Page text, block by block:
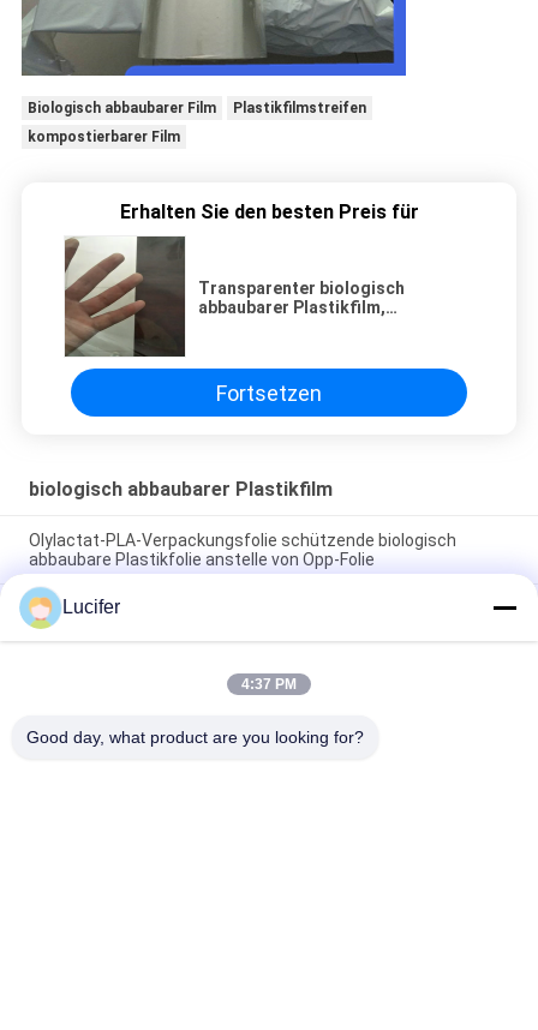
Biologisch abbaubarer Film
Plastikfilmstreifen
kompostierbarer Film
Erhalten Sie den besten Preis für
Transparenter biologisch
abbaubarer Plastikfilm,
Leistungshebels
Fortsetzen
biologisch abbaubarer Plastikfilm
Olylactat-PLA-Verpackungsfolie schützende biologisch
abbaubare Plastikfolie anstelle von Opp-Folie
Umweltschutz-biologisch abbaubarer Plastikfilm kein
Restheißsiegel transparent
Mäuseflüssigkristall-Anzeigen-schützender biologisch
abbaubarer Plastikfilm Winkel des Leistungshebels alle
Lucifer
4:37 PM
Good day, what product are you looking for?